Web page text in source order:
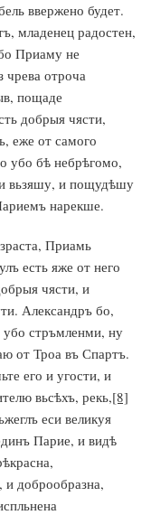
ввержено будет.
младенец радостен,
Приаму не
чрева отроча
пощаде
добрыя чясти,
еже от самого
убо бѣ небрѣгомо,
вьзяшу, и пощудѣшу
нарекше.
Приамь
есть яже от него
чясти, и
Александръ бо,
убо стръмленми, ну
от Троа въ Спартъ.
его и угости, и
вьсѣхъ, рекь,[8]
еси великуя
Парие, и видѣ
доброобразна,